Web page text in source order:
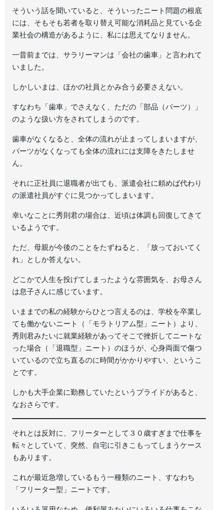
そういう話を聞いていると、そういったニート問題の根底
には、そもそも若者を取り替え可能な消耗品と見ている企
業社会の構造があるように、私には思えてなりません。
一昔前までは、サラリーマンは「会社の歯車」と言われて
いました。
しかしいまは、ほかの社員とかみ合う必要さえない。
すなわち「歯車」でさえなく、ただの「部品（パーツ）」
のような扱い方をされてしまうのです。
歯車がなくなると、全体の流れが止まってしまいますが、
パーツがなくなっても全体の流れには支障をきたしませ
ん。
それに正社員に退職者が出ても、派遣会社に頼めば代わり
の派遣社員がすぐに見つかってしまいます。
幸いなことに秀則君の場合は、近頃は体調も回復してきて
いるようです。
ただ、母親が今後のことをたずねると、「放っておいてく
れ」としか答えない。
どこかで人生を投げてしまったような雰囲気を、お母さん
は息子さんに感じています。
いままでの私の経験からひとつ言えるのは、学校を卒業し
ても働かないニート（「モラトリアム型」ニート）より、
秀則君みたいに就業経験があってそこで挫折してニートな
った場合（「退職型」ニート）のほうが、心身両面で傷つ
いているので立ち直るのに時間がかかりやすい、というこ
とです。
しかも大手企業に勤務していたというプライドがあると、
なおさらです。
それとは反対に、フリーターとして３０歳すぎまで仕事を
転々としていて、突然、自宅に引きこもってしまうケース
もあります。
これが最近急増しているもう一種類のニート、すなわち
「フリーター型」ニートです。